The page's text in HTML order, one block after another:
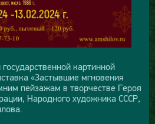
картинной
«Застывшие мгновения
пейзажам в творчестве Героя
Народного художника СССР,